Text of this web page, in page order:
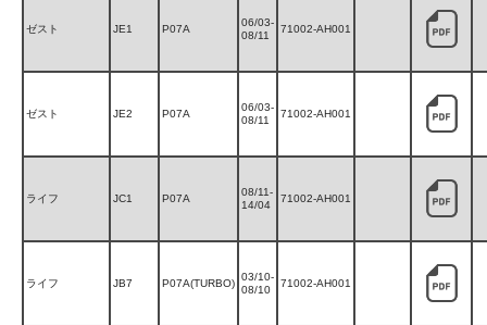
ゼスト JE1 P07A
06/03-
08/11
71002-AH001
ゼスト JE2 P07A
06/03-
08/11
71002-AH001
ライフ JC1 P07A
08/11-
14/04
71002-AH001
ライフ JB7 P07A(TURBO)
03/10-
08/10
71002-AH001